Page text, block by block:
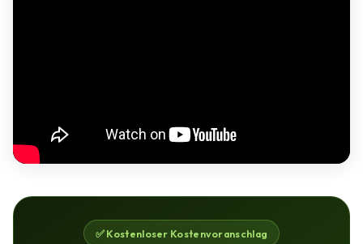
✅ Kostenloser Kostenvoranschlag